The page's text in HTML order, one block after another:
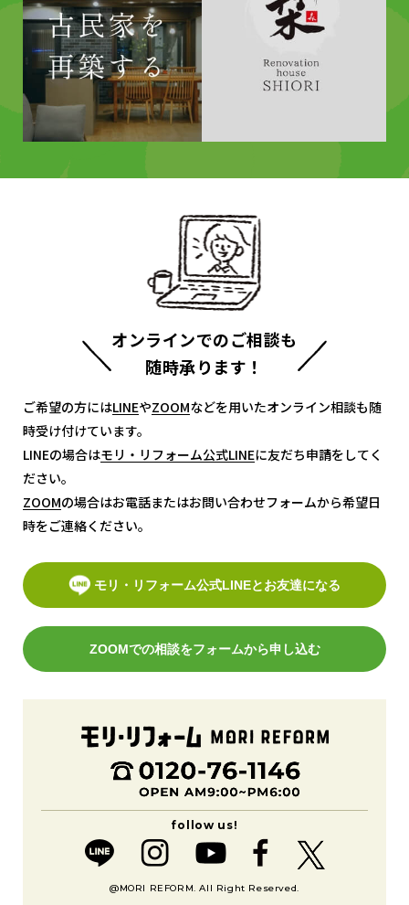
オンラインでのご相談も
随時承ります！
ご希望の方にはLINE
LINEやZOOM
ZOOMなどを用いたオンライン相談も随
時受け付けています。
LINEの場合はモリ・リフォーム公式LINE
モリ・リフォーム公式LINEに友だち申請をしてく
ださい。
ZOOM
ZOOMの場合はお電話またはお問い合わせフォームから希望日
時をご連絡ください。
モリ・リフォーム公式LINEとお友達になる
ZOOMでの相談をフォームから申し込む
@MORI REFORM. All Right Reserved.